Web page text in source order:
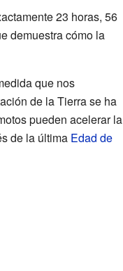
23 horas, 56
demuestra cómo la
que nos
de la Tierra se ha
pueden acelerar la
de la última Edad de